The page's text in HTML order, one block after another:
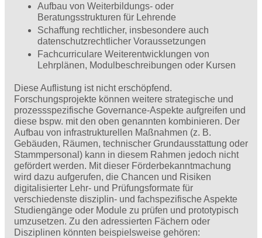
Aufbau von Weiterbildungs- oder
Beratungsstrukturen für Lehrende
Schaffung rechtlicher, insbesondere auch
datenschutzrechtlicher Voraussetzungen
Fachcurriculare Weiterentwicklungen von
Lehrplänen, Modulbeschreibungen oder Kursen
Diese Auflistung ist nicht erschöpfend.
Forschungsprojekte können weitere strategische und
prozessspezifische Governance-Aspekte aufgreifen und
diese bspw. mit den oben genannten kombinieren. Der
Aufbau von infrastrukturellen Maßnahmen (z. B.
Gebäuden, Räumen, technischer Grundausstattung oder
Stammpersonal) kann in diesem Rahmen jedoch nicht
gefördert werden. Mit dieser Förderbekanntmachung
wird dazu aufgerufen, die Chancen und Risiken
digitalisierter Lehr- und Prüfungsformate für
verschiedenste disziplin- und fachspezifische Aspekte
Studiengänge oder Module zu prüfen und prototypisch
umzusetzen. Zu den adressierten Fächern oder
Disziplinen könnten beispielsweise gehören: